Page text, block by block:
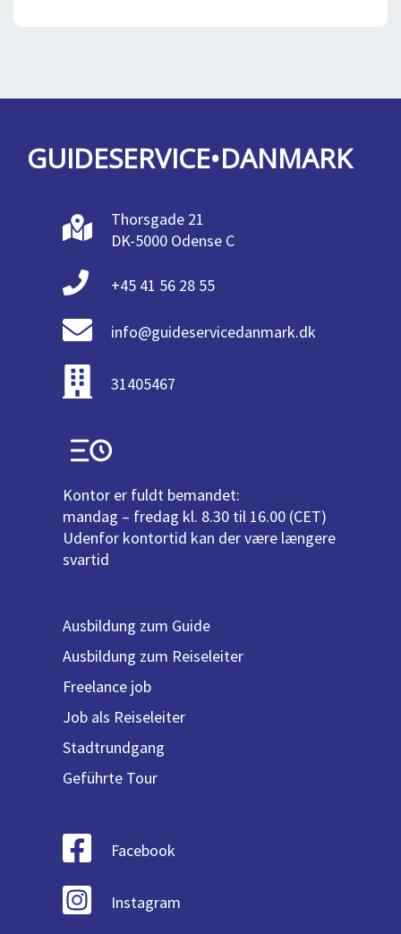
GUIDESERVICE•DANMARK
Thorsgade 21
DK-5000 Odense C
+45 41 56 28 55
info@guideservicedanmark.dk
31405467
Kontor er fuldt bemandet:
mandag – fredag kl. 8.30 til 16.00 (CET)
Udenfor kontortid kan der være længere
svartid
Ausbildung zum Guide
Ausbildung zum Reiseleiter
Freelance job
Job als Reiseleiter
Stadtrundgang
Geführte Tour
Facebook
Instagram